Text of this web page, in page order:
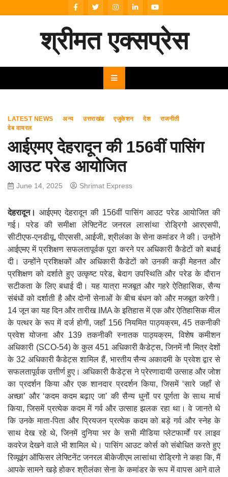
to
श्रीमत एक्सप्रेस
LATEST NEWS अन्य उत्तराखंड एजुकेशन देश
राजनीती
वेब वायरल
आईएमए देहरादून की 156वीं पासिंग
आउट परेड आयोजित
June 14, 2025 Shrimat Express
देहरादून। आईएमए देहरादून की 156वीं पासिंग आउट परेड आयोजित की
गई। परेड की समीक्षा लेफ्टिनेंट जनरल लासांथा रोड्रिगो आरएसपी,
सीटीएफ-एनडीयू, पीएससी, आईजी, श्रीलंका के सेना कमांडर ने की। उन्होंने
आईएमए में प्रशिक्षण सफलतापूर्वक पूरा करने पर अधिकारी कैडेटों को बधाई
दी। उन्होंने प्रशिक्षकों और अधिकारी कैडेटों को उनकी कड़ी मेहनत और
प्रशिक्षण को दर्शाते हुए उत्कृष्ट परेड, बेदाग उपस्थिति और परेड के दौरान
सटीकता के लिए बधाई दी। यह यात्रा मजबूत और गहरे ऐतिहासिक, सैन्य
संबंधों को दर्शाती है और दोनों सेनाओं के बीच बंधन को और मजबूत करेगी।
14 जून का यह दिन और तारीख IMA के इतिहास में एक और ऐतिहासिक मील
के पत्थर के रूप में दर्ज होगी, जहाँ 156 नियमित पाठ्यक्रम, 45 तकनीकी
प्रवेश योजना और 139 तकनीकी स्नातक पाठ्यक्रम, विशेष कमीशन
अधिकारी (SCO-54) के कुल 451 अधिकारी कैडेट्स, जिनमें नौ मित्र देशों
के 32 अधिकारी कैडेट्स शामिल हैं, भारतीय सैन्य अकादमी के प्रवेश द्वार से
सफलतापूर्वक उत्तीर्ण हुए। अधिकारी कैडेट्स ने प्रेरणादायी उत्साह और जोश
का प्रदर्शन किया और एक शानदार प्रदर्शन किया, जिसमें ‘सारे जहाँ से
अच्छा’ और ‘कदम कदम बढ़ाए जा’ की सैन्य धुनों पर पूर्णता के साथ मार्च
किया, जिसमें प्रत्येक कदम में गर्व और उत्साह झलक रहा था। वे जानते थे
कि उनके माता-पिता और प्रियजन प्रत्येक कदम को बड़े गर्व और स्नेह के
साथ देख रहे थे, जिनमें दुनिया भर के सभी मीडिया प्लेटफार्मों पर लाइव
कवरेज देखने वाले भी शामिल थे। पासिंग आउट कोर्स को संबोधित करते हुए
रिव्यूइंग ऑफिसर लेफ्टिनेंट जनरल बीकेजीएम लासांथा रोड्रिगो ने कहा कि, मैं
आपके सामने खड़े होकर श्रीलंका सेना के कमांडर के रूप में वापस आने वाले